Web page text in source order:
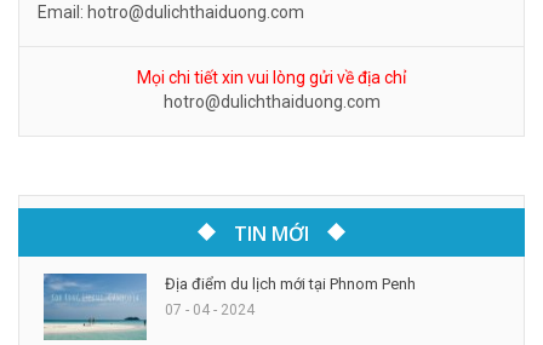
Email: hotro@dulichthaiduong.com
Mọi chi tiết xin vui lòng gửi về địa chỉ
hotro@dulichthaiduong.com
TIN MỚI
Địa điểm du lịch mới tại Phnom Penh
07 - 04 - 2024